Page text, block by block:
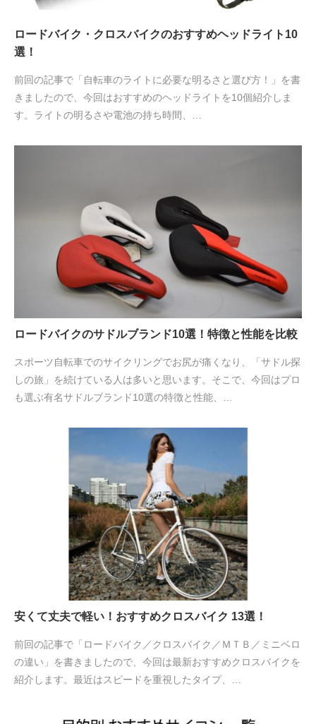
ロードバイク・クロスバイクのおすすめヘッドライト10
選！
前回の記事で「自転車のライトに必要な明るさと選び方！」を書
きましたので、今回はおすすめのヘッドライトを10個紹介しま
す。ライトの明るさや電池の持ち時間、…
ロードバイクのサドルブランド10選！特徴と性能を比較
スポーツ自転車でのサイクリングでお尻が痛くなり、「サドル探
しの旅」を続けている人は多いと思います。そこで、今回はプロ
も選ぶ有名サドルブランド10選の特徴と性能、…
安くて丈夫で軽い！おすすめクロスバイク 13選！
前回の記事で「ロードバイク／クロスバイク／ＭＴＢ／ミニベロ
の違い」を書きましたので、今回は最新おすすめクロスバイクを
紹介します。最近はスピードを重視したタイプ、…